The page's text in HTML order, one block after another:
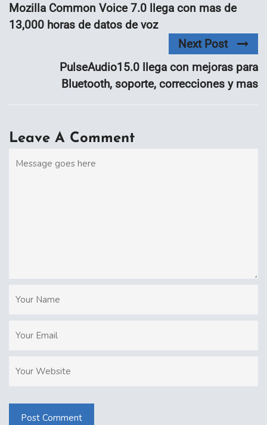
Mozilla Common Voice 7.0 llega con mas de
13,000 horas de datos de voz
Next Post
PulseAudio15.0 llega con mejoras para
Bluetooth, soporte, correcciones y mas
Leave A Comment
Post Comment